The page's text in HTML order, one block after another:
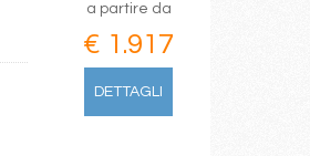
a partire da
€ 1.917
DETTAGLI